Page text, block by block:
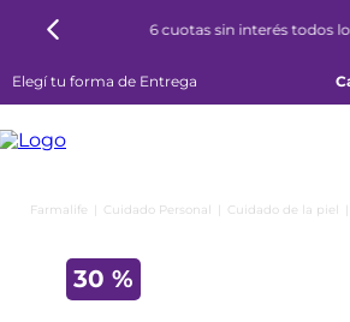
6 cuotas sin interés todos
Elegí tu forma de Entrega
Cuidado Personal Cuidado de la piel
30 %